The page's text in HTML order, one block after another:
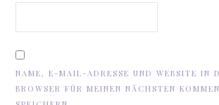
NAME, E-MAIL-ADRESSE UND WEBSITE IN
BROWSER FÜR MEINEN NÄCHSTEN